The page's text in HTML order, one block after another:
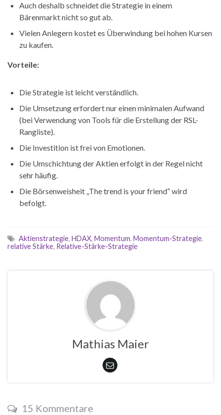
Auch deshalb schneidet die Strategie in einem
Bärenmarkt nicht so gut ab.
Vielen Anlegern kostet es Überwindung bei hohen Kursen
zu kaufen.
Vorteile:
Die Strategie ist leicht verständlich.
Die Umsetzung erfordert nur einen minimalen Aufwand
(bei Verwendung von Tools für die Erstellung der RSL-
Rangliste).
Die Investition ist frei von Emotionen.
Die Umschichtung der Aktien erfolgt in der Regel nicht
sehr häufig.
Die Börsenweisheit „The trend is your friend“ wird
befolgt.
Aktienstrategie, HDAX, Momentum, Momentum-Strategie,
relative Stärke, Relative-Stärke-Strategie
Mathias Maier
15 Kommentare